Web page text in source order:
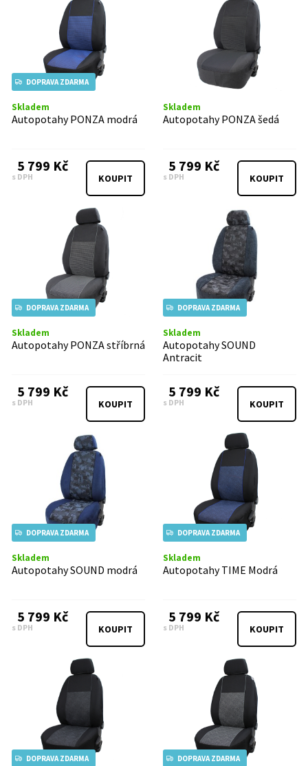
DOPRAVA ZDARMA
Skladem
Autopotahy PONZA modrá
5 799 Kč
s DPH KOUPIT
Skladem
Autopotahy PONZA šedá
5 799 Kč
s DPH KOUPIT
DOPRAVA ZDARMA
Skladem
Autopotahy PONZA stříbrná
5 799 Kč
s DPH KOUPIT
DOPRAVA ZDARMA
Skladem
Autopotahy SOUND
Antracit
5 799 Kč
s DPH KOUPIT
DOPRAVA ZDARMA
Skladem
Autopotahy SOUND modrá
5 799 Kč
s DPH KOUPIT
DOPRAVA ZDARMA
Skladem
Autopotahy TIME Modrá
5 799 Kč
s DPH KOUPIT
DOPRAVA ZDARMA DOPRAVA ZDARMA